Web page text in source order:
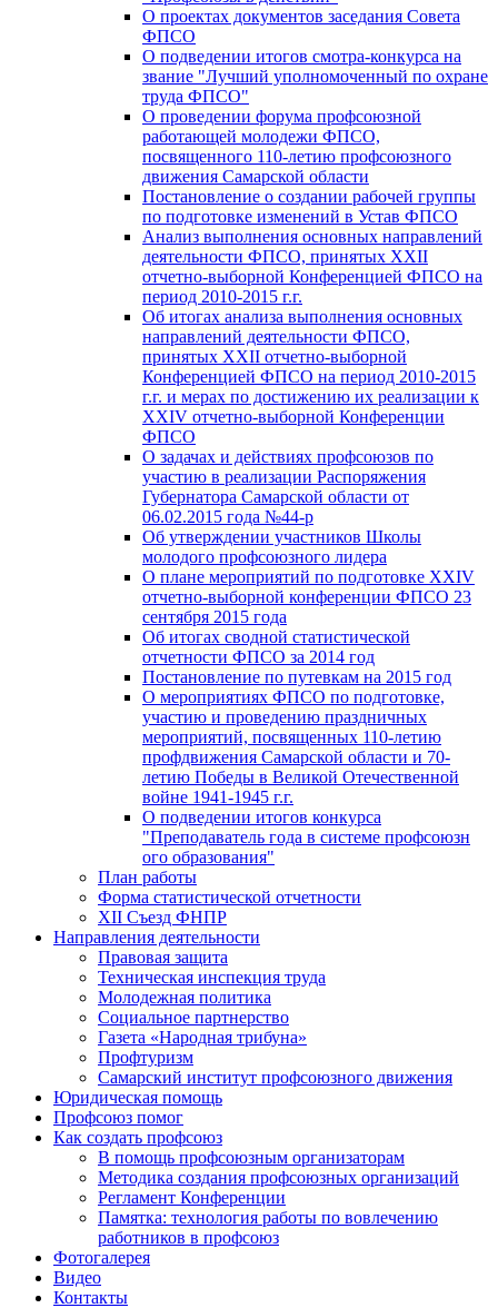
О проектах документов заседания Совета
ФПСО
О подведении итогов смотра-конкурса на
звание "Лучший уполномоченный по охране
труда ФПСО"
О проведении форума профсоюзной
работающей молодежи ФПСО,
посвященного 110-летию профсоюзного
движения Самарской области
Постановление о создании рабочей группы
по подготовке изменений в Устав ФПСО
Анализ выполнения основных направлений
деятельности ФПСО, принятых XXII
отчетно-выборной Конференцией ФПСО на
период 2010-2015 г.г.
Об итогах анализа выполнения основных
направлений деятельности ФПСО,
принятых XXII отчетно-выборной
Конференцией ФПСО на период 2010-2015
г.г. и мерах по достижению их реализации к
XXIV отчетно-выборной Конференции
ФПСО
О задачах и действиях профсоюзов по
участию в реализации Распоряжения
Губернатора Самарской области от
06.02.2015 года №44-р
Об утверждении участников Школы
молодого профсоюзного лидера
О плане мероприятий по подготовке XXIV
отчетно-выборной конференции ФПСО 23
сентября 2015 года
Об итогах сводной статистической
отчетности ФПСО за 2014 год
Постановление по путевкам на 2015 год
О мероприятиях ФПСО по подготовке,
участию и проведению праздничных
мероприятий, посвященных 110-летию
профдвижения Самарской области и 70-
летию Победы в Великой Отечественной
войне 1941-1945 г.г.
О подведении итогов конкурса
"Преподаватель года в системе профсоюзн
ого образования"
План работы
Форма статистической отчетности
XII Съезд ФНПР
Направления деятельности
Правовая защита
Техническая инспекция труда
Молодежная политика
Социальное партнерство
Газета «Народная трибуна»
Профтуризм
Самарский институт профсоюзного движения
Юридическая помощь
Профсоюз помог
Как создать профсоюз
В помощь профсоюзным организаторам
Методика создания профсоюзных организаций
Регламент Конференции
Памятка: технология работы по вовлечению
работников в профсоюз
Фотогалерея
Видео
Контакты